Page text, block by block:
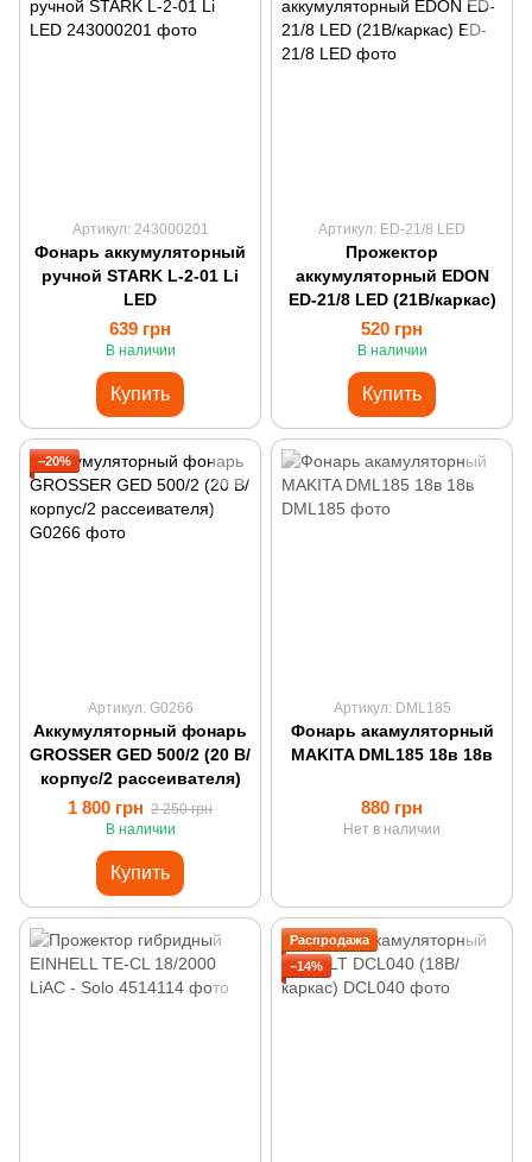
Артикул: 243000201
Фонарь аккумуляторный
ручной STARK L-2-01 Li
LED
639 грн
В наличии
Купить
Артикул: ED-21/8 LED
Прожектор
аккумуляторный EDON
ED-21/8 LED (21В/каркас)
520 грн
В наличии
Купить
−20%
Артикул: G0266
Аккумуляторный фонарь
GROSSER GED 500/2 (20 В/
корпус/2 рассеивателя)
1 800 грн 2 250 грн
В наличии
Купить
Артикул: DML185
Фонарь акамуляторный
MAKITA DML185 18в 18в
880 грн
Нет в наличии
Распродажа
−14%